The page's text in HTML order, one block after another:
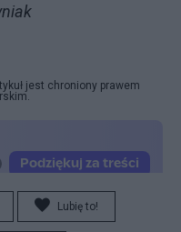
jest chroniony prawem
Lubię to!